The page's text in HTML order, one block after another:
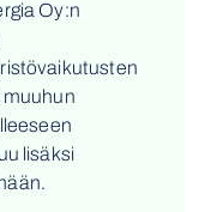
Oy:n
lisäksi